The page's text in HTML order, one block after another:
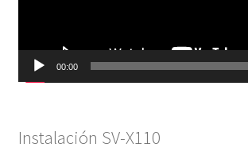
00:00
Instalación SV-X110